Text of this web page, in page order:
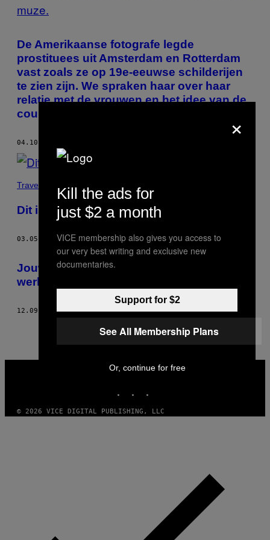
De Amerikaanse fotografe legde
prostituees uit Amsterdam en Rotterdam
vast zoals ze op 19e-eeuwse schilderijen
te zien zijn. We spraken haar over haar
relatie met de vrouwen en het idee van de
courtisane als muze.
04.10.14
Travel
Dit is de nieuwe generatie naakte Britten
03.05.14 DOORSONIA LOUNES
Jouw baan is waarschijnlijk niet zo erg als
werken bij een Amazon-magazijn
12.09.13 DOORSONIA LOUNES
© 2026 VICE DIGITAL PUBLISHING, LLC
×
Kill the ads for
just $2 a month
VICE membership also gives you access to
our very best writing and exclusive new
documentaries.
Support for $2
See All Membership Plans
Or, continue for free